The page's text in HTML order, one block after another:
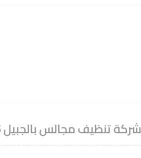
شركة تنظيف مجالس بالجبيل 0557366135